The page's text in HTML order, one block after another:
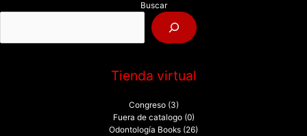
o
:
Buscar
Tienda virtual
Congreso (3)
Fuera de catalogo (0)
Odontología Books (26)